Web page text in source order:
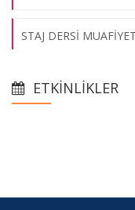
STAJ DERSİ
Görme Engelli
Başladı
ETKINLIKLER